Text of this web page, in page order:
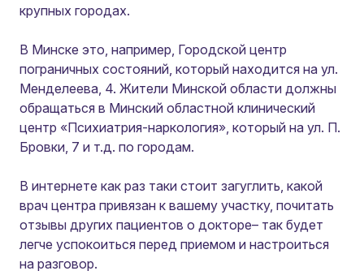
крупных городах.
В Минске это, например, Городской центр
пограничных состояний, который находится на ул.
Менделеева, 4. Жители Минской области должны
обращаться в Минский областной клинический
центр «Психиатрия-наркология», который на ул. П.
Бровки, 7 и т.д. по городам.
В интернете как раз таки стоит загуглить, какой
врач центра привязан к вашему участку, почитать
отзывы других пациентов о докторе– так будет
легче успокоиться перед приемом и настроиться
на разговор.